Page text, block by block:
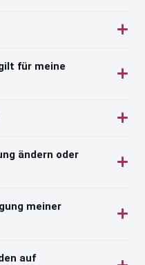
für meine
ändern oder
meiner
auf